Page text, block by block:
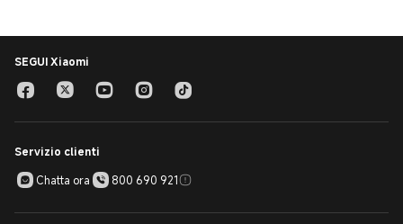
SEGUI Xiaomi
Servizio clienti
Chatta ora
800 690 921